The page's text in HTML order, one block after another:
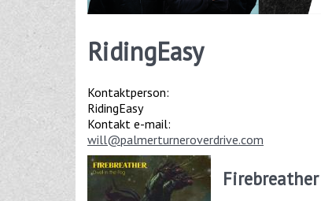
RidingEasy
Kontaktperson:
RidingEasy
Kontakt e-mail:
will@palmerturneroverdrive.com